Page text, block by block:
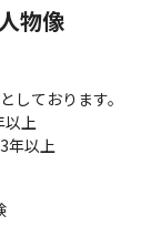
サイドエンジニ
7.0
React）
社で利用）
物像
しております。
以上
年以上